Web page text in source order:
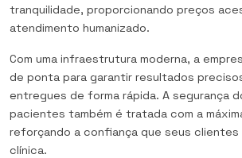
tranquilidade, proporcionando preços
atendimento humanizado.
Com uma infraestrutura moderna, a
de ponta para garantir resultados
entregues de forma rápida. A segurança
pacientes também é tratada com a
reforçando a confiança que seus clientes
clínica.